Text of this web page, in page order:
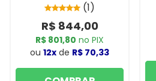
(1)
R$ 844,00
R$ 801,80 no PIX
ou 12x de R$ 70,33